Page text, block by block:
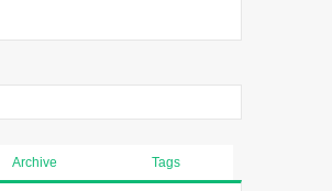
Archive Tags